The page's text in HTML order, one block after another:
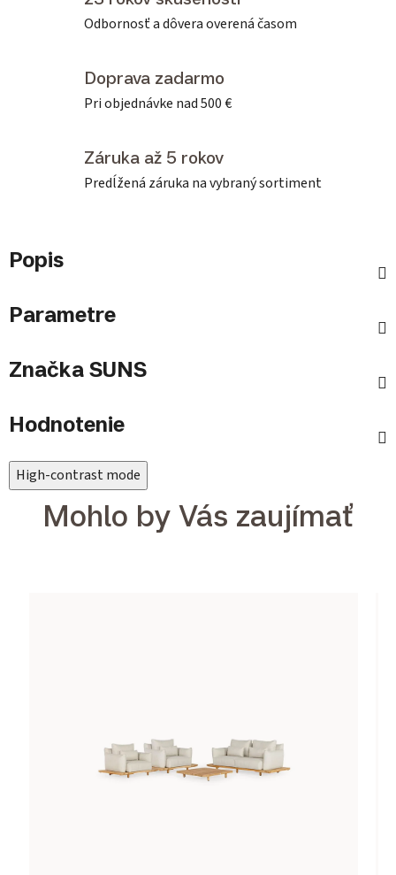
Odbornosť a dôvera overená časom
Doprava zadarmo
Pri objednávke nad 500 €
Záruka až 5 rokov
Predĺžená záruka na vybraný sortiment
Popis
Parametre
Značka SUNS
Hodnotenie
High-contrast mode
Mohlo by Vás zaujímať